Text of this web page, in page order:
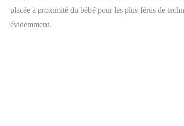
placée à proximité du bébé pour les plus férus de
évidemment.